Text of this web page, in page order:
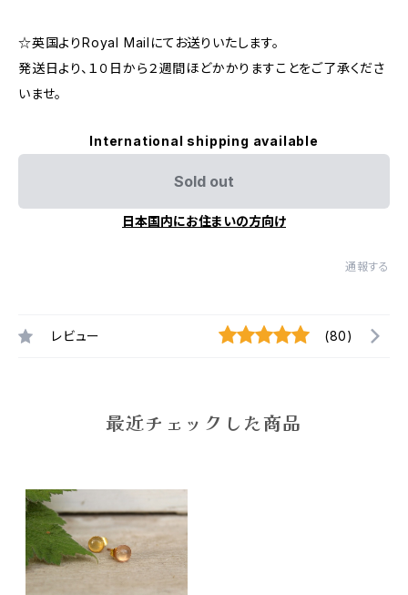
☆英国よりRoyal Mailにてお送りいたします。
発送日より、１０日から２週間ほどかかりますことをご了承くださ
いませ。
International shipping available
Sold out
日本国内にお住まいの方向け
通報する
レビュー (80)
最近チェックした商品